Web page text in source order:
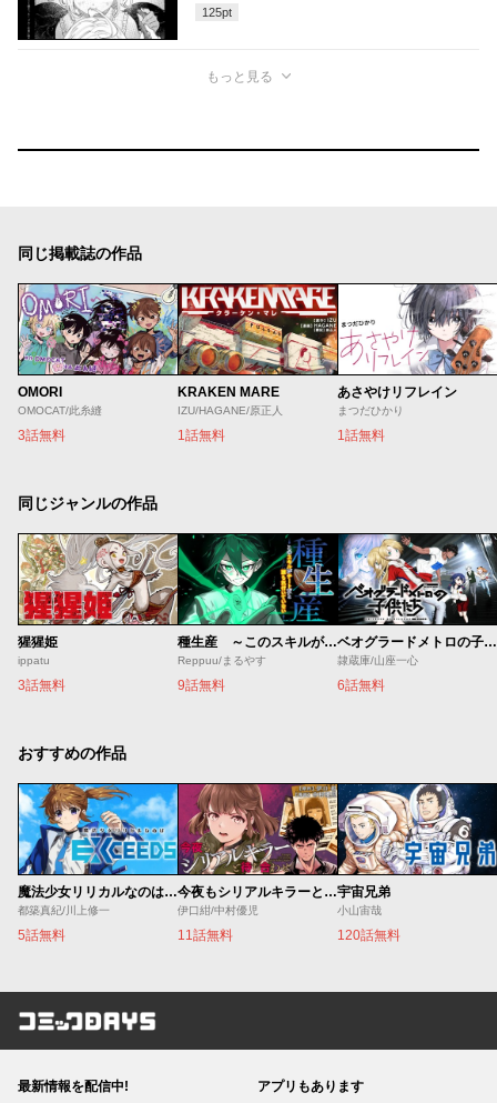
125pt
もっと見る
同じ掲載誌の作品
OMORI
OMOCAT/此糸縫
3話無料
KRAKEN MARE
IZU/HAGANE/原正人
1話無料
あさやけリフレイン
まつだひかり
1話無料
同じジャンルの作品
猩猩姫
ippatu
3話無料
種生産 ～このスキルがチートだとまだ誰も気付いていない～
Reppuu/まるやす
9話無料
ベオグラードメトロの子供たち
隷蔵庫/山座一心
6話無料
おすすめの作品
魔法少女リリカルなのは EXCEEDS
都築真紀/川上修一
5話無料
今夜もシリアルキラーと待ち合わせ
伊口紺/中村優児
11話無料
宇宙兄弟
小山宙哉
120話無料
コミックDAYS
最新情報を配信中! アプリもあります